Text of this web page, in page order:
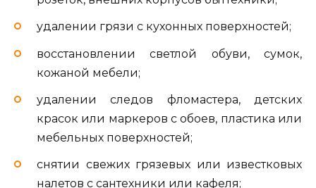
удалении грязи с кухонных поверхностей;
восстановлении светлой обуви, сумок,
кожаной мебели;
удалении следов фломастера, детских
красок или маркеров с обоев, пластика или
мебельных поверхностей;
снятии свежих грязевых или известковых
налетов с сантехники или кафеля;